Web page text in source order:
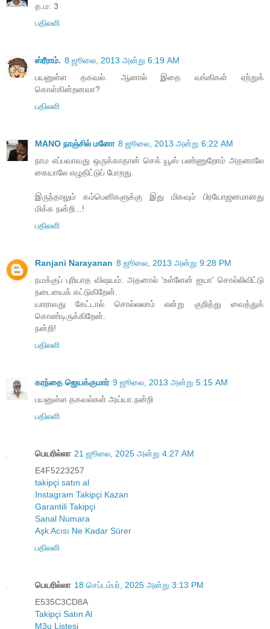
த.ம: 3
பதிலளி
ஸ்ரீராம். 8 ஜூலை, 2013 அன்று 6:19 AM
பயனுள்ள தகவல். ஆனால் இதை வங்கிகள் ஏற்றுக்
கொள்கின்றனவா?
பதிலளி
MANO நாஞ்சில் மனோ 8 ஜூலை, 2013 அன்று 6:22 AM
நாம எப்பவாவது ஒருக்காதான் செக் யூஸ் பண்ணுறோம் அதனாலே
கையாலே எழுதிட்டுப் போறது.
இருந்தாலும் கம்பெனிகளுக்கு இது மிகவும் பிரயோஜனமானது
மிக்க நன்றி...!
பதிலளி
Ranjani Narayanan 8 ஜூலை, 2013 அன்று 9:28 PM
நமக்குப் புரியாத விஷயம். அதனால் 'உள்ளேன் ஐயா' சொல்லிவிட்டு
நடையைக் கட்டுகிறேன்.
யாராவது கேட்டால் சொல்லலாம் என்று குறித்து வைத்துக்
கொண்டிருக்கிறேன்.
நன்றி!
பதிலளி
கரந்தை ஜெயக்குமார் 9 ஜூலை, 2013 அன்று 5:15 AM
பயனுள்ள தகவல்கள் அய்யா.நன்றி
பதிலளி
பெயரில்லா 21 ஜூலை, 2025 அன்று 4:27 AM
E4F5223257
takipçi satın al
Instagram Takipçi Kazan
Garantili Takipçi
Sanal Numara
Aşk Acısı Ne Kadar Sürer
பதிலளி
பெயரில்லா 18 செப்டம்பர், 2025 அன்று 3:13 PM
E535C3CD8A
Takipçi Satın Al
M3u Listesi